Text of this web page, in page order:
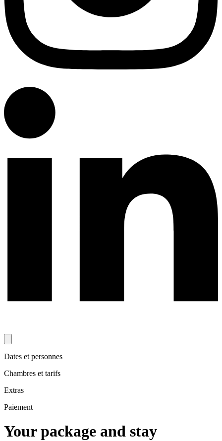
Dates et personnes
Chambres et tarifs
Extras
Paiement
Your package and stay